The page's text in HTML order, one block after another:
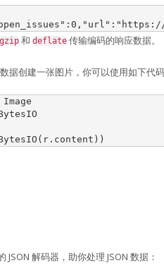
gzip 和 deflate 传输编码的响应数据。
据创建一张图片，你可以使用如下代码
Image
( r . content ))
解码器，助你处理 JSON 数据：